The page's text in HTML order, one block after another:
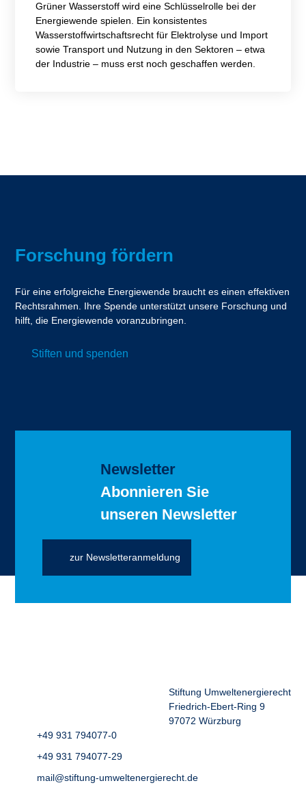
Grüner Wasserstoff wird eine Schlüsselrolle bei der
Energiewende spielen. Ein konsistentes
Wasserstoffwirtschaftsrecht für Elektrolyse und Import
sowie Transport und Nutzung in den Sektoren – etwa
der Industrie – muss erst noch geschaffen werden.
Forschung fördern
Für eine erfolgreiche Energiewende braucht es einen effektiven
Rechtsrahmen. Ihre Spende unterstützt unsere Forschung und
hilft, die Energiewende voranzubringen.
Stiften und spenden
Newsletter
Abonnieren Sie
unseren Newsletter
zur Newsletteranmeldung
Stiftung Umweltenergierecht
Friedrich-Ebert-Ring 9
97072 Würzburg
+49 931 794077-0
+49 931 794077-29
mail@stiftung-umweltenergierecht.de